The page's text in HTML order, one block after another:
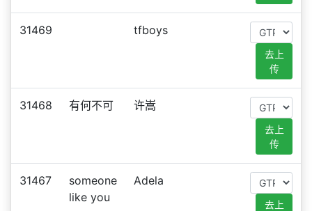
31469 tfboys
去上
传
31468 有何不可 许嵩
去上
传
31467
someone
like you
Adela
去上